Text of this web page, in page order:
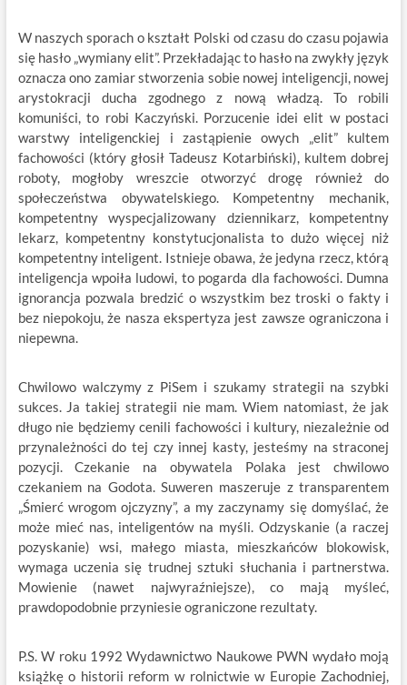
W naszych sporach o kształt Polski od czasu do czasu pojawia
się hasło „wymiany elit”. Przekładając to hasło na zwykły język
oznacza ono zamiar stworzenia sobie nowej inteligencji, nowej
arystokracji ducha zgodnego z nową władzą. To robili
komuniści, to robi Kaczyński. Porzucenie idei elit w postaci
warstwy inteligenckiej i zastąpienie owych „elit” kultem
fachowości (który głosił Tadeusz Kotarbiński), kultem dobrej
roboty, mogłoby wreszcie otworzyć drogę również do
społeczeństwa obywatelskiego. Kompetentny mechanik,
kompetentny wyspecjalizowany dziennikarz, kompetentny
lekarz, kompetentny konstytucjonalista to dużo więcej niż
kompetentny inteligent. Istnieje obawa, że jedyna rzecz, którą
inteligencja wpoiła ludowi, to pogarda dla fachowości. Dumna
ignorancja pozwala bredzić o wszystkim bez troski o fakty i
bez niepokoju, że nasza ekspertyza jest zawsze ograniczona i
niepewna.
Chwilowo walczymy z PiSem i szukamy strategii na szybki
sukces. Ja takiej strategii nie mam. Wiem natomiast, że jak
długo nie będziemy cenili fachowości i kultury, niezależnie od
przynależności do tej czy innej kasty, jesteśmy na straconej
pozycji. Czekanie na obywatela Polaka jest chwilowo
czekaniem na Godota. Suweren maszeruje z transparentem
„Śmierć wrogom ojczyzny”, a my zaczynamy się domyślać, że
może mieć nas, inteligentów na myśli. Odzyskanie (a raczej
pozyskanie) wsi, małego miasta, mieszkańców blokowisk,
wymaga uczenia się trudnej sztuki słuchania i partnerstwa.
Mowienie (nawet najwyraźniejsze), co mają myśleć,
prawdopodobnie przyniesie ograniczone rezultaty.
P.S. W roku 1992 Wydawnictwo Naukowe PWN wydało moją
książkę o historii reform w rolnictwie w Europie Zachodniej,